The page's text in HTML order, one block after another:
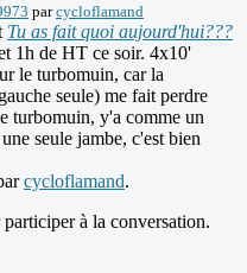
parcycloflamand
Tu as fait quoi aujourd'hui???
1h de HT ce soir. 4x10'
le turbomuin, car la
seule) me fait perdre
turbomuin, y'a comme un
seule jambe, c'est bien
cycloflamand.
participer à la conversation.